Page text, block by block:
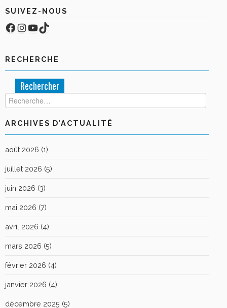
SUIVEZ-NOUS
Facebook
Compte Instagram
YouTube
TikTok
RECHERCHE
Rechercher :
ARCHIVES D’ACTUALITÉ
août 2026 (1)
juillet 2026 (5)
juin 2026 (3)
mai 2026 (7)
avril 2026 (4)
mars 2026 (5)
février 2026 (4)
janvier 2026 (4)
décembre 2025 (5)